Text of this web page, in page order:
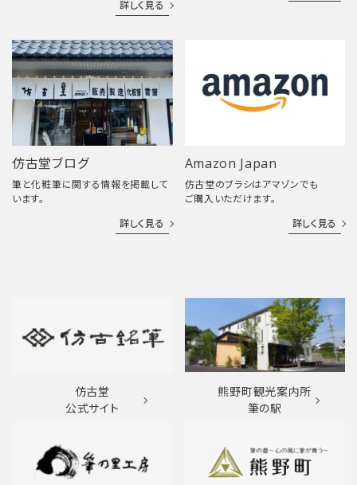
詳しく見る
仿古堂ブログ
筆と化粧筆に関する情報を掲載して
います。
詳しく見る
Amazon Japan
仿古堂のブラシはアマゾンでも
ご購入いただけます。
詳しく見る
仿古堂
公式サイト
熊野町観光案内所
筆の駅